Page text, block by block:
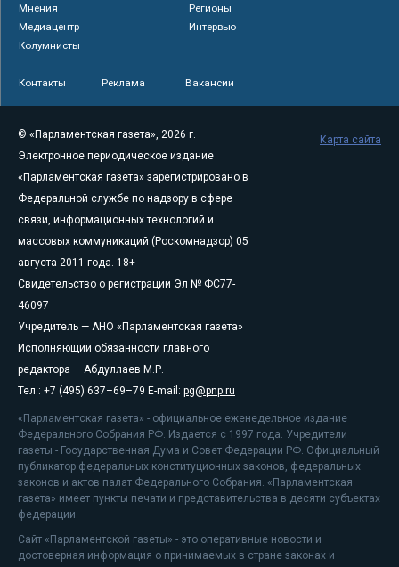
Мнения
Регионы
Медиацентр
Интервью
Колумнисты
Контакты Реклама Вакансии
© «Парламентская газета», 2026 г.
Электронное периодическое издание
«Парламентская газета» зарегистрировано в
Федеральной службе по надзору в сфере
связи, информационных технологий и
массовых коммуникаций (Роскомнадзор) 05
августа 2011 года. 18+
Свидетельство о регистрации Эл № ФС77-
46097
Учредитель — АНО «Парламентская газета»
Исполняющий обязанности главного
редактора — Абдуллаев М.Р.
Тел.: +7 (495) 637–69–79 E-mail: pg@pnp.ru
«Парламентская газета» - официальное еженедельное издание
Федерального Собрания РФ. Издается с 1997 года. Учредители
газеты - Государственная Дума и Совет Федерации РФ. Официальный
публикатор федеральных конституционных законов, федеральных
законов и актов палат Федерального Собрания. «Парламентская
газета» имеет пункты печати и представительства в десяти субъектах
федерации.
Сайт «Парламентской газеты» - это оперативные новости и
достоверная информация о принимаемых в стране законах и
Карта сайта